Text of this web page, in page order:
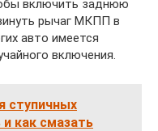
включить заднюю
рычаг МКПП в
авто имеется
включения.
ступичных
как смазать